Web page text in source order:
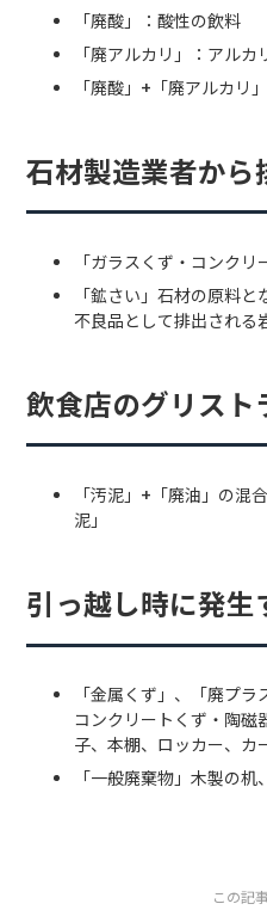
「廃酸」：酸性の飲料
「廃アルカリ」：アルカ
「廃酸」+「廃アルカリ
石材製造業者から
「ガラスくず・コンクリ
「鉱さい」石材の原料
不良品として排出される
飲食店のグリスト
「汚泥」+「廃油」の混
泥」
引っ越し時に発生
「金属くず」、「廃プ
コンクリートくず・陶磁
子、本棚、ロッカー、カ
「一般廃棄物」木製の机
この記